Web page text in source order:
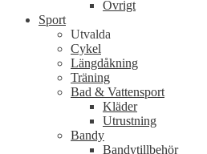
Övrigt
Sport
Utvalda
Cykel
Längdåkning
Träning
Bad & Vattensport
Kläder
Utrustning
Bandy
Bandytillbehör